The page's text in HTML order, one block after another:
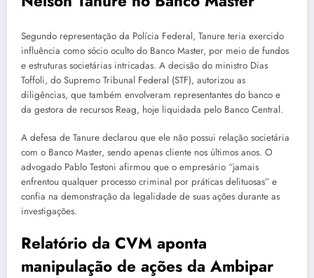
Segundo representação da Polícia Federal, Tanure teria exercido
influência como sócio oculto do Banco Master, por meio de fundos
e estruturas societárias intricadas. A decisão do ministro Dias
Toffoli, do Supremo Tribunal Federal (STF), autorizou as
diligências, que também envolveram representantes do banco e
da gestora de recursos Reag, hoje liquidada pelo Banco Central.
A defesa de Tanure declarou que ele não possui relação societária
com o Banco Master, sendo apenas cliente nos últimos anos. O
advogado Pablo Testoni afirmou que o empresário “jamais
enfrentou qualquer processo criminal por práticas delituosas” e
confia na demonstração da legalidade de suas ações durante as
investigações.
Relatório da CVM aponta
manipulação de ações da Ambipar